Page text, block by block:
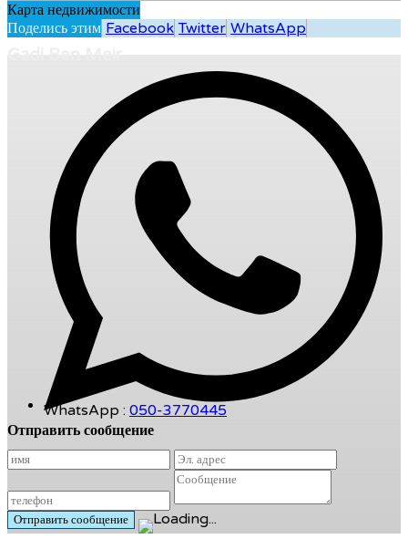
Карта недвижимости
Поделись этим Facebook Twitter WhatsApp
WhatsApp : 050-3770445
Отправить сообщение